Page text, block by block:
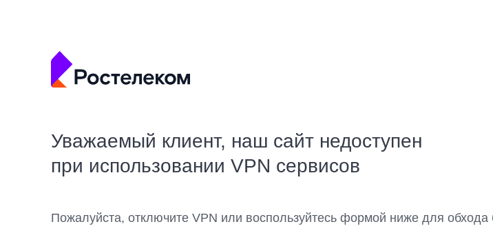
Уважаемый клиент, наш сайт недоступен
при использовании VPN сервисов
Пожалуйста, отключите VPN или воспользуйтесь формой ниже для обхода